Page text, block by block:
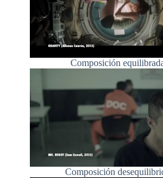
Composición
Composición